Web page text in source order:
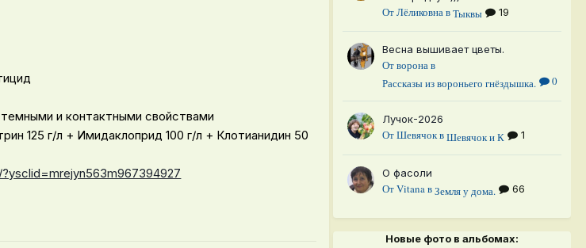
и контактными свойствами
125 г/л + Имидаклоприд 100 г/л + Клотианидин 50
ОтЛёликовнавТыквы 19
Весна вышивает цветы.
Отворонав
Рассказы из вороньего гнёздышка.
0
Лучок-2026
ОтШевячоквШевячок и К 1
О фасоли
ОтVitanaвЗемля у дома. 66
Новые фото в альбомах: